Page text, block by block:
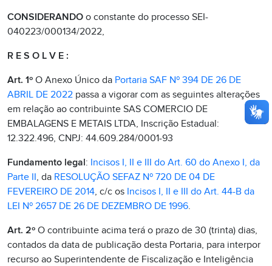
CONSIDERANDO o constante do processo SEI-
040223/000134/2022,
R E S O L V E :
Art. 1º O Anexo Único da Portaria SAF Nº 394 DE 26 DE
ABRIL DE 2022 passa a vigorar com as seguintes alterações
em relação ao contribuinte SAS COMERCIO DE
EMBALAGENS E METAIS LTDA, Inscrição Estadual:
12.322.496, CNPJ: 44.609.284/0001-93
Fundamento legal: Incisos I, II e III do Art. 60 do Anexo I, da
Parte II, da RESOLUÇÃO SEFAZ Nº 720 DE 04 DE
FEVEREIRO DE 2014, c/c os Incisos I, II e III do Art. 44-B da
LEI Nº 2657 DE 26 DE DEZEMBRO DE 1996.
Art. 2º O contribuinte acima terá o prazo de 30 (trinta) dias,
contados da data de publicação desta Portaria, para interpor
recurso ao Superintendente de Fiscalização e Inteligência